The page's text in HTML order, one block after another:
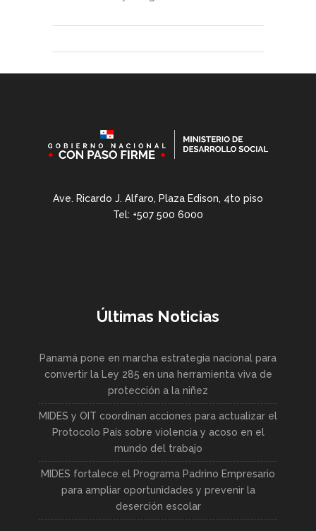
Ave. Ricardo J. Alfaro, Plaza Edison, 4to piso
Tel: +507 500 6000
Últimas Noticias
Panamá pone en marcha estrategia nacional para
convertir la Ley 285 en una herramienta viva de
protección a la niñez
MIDES y OIT coordinan acciones para actualizar el
Protocolo País sobre violencia y acoso en el
mundo del trabajo
MIDES fortalece el Programa Padrino Empresario
para ampliar oportunidades y prevenir la
deserción escolar